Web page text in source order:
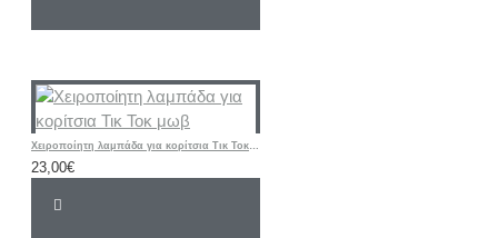
Χειροποίητη λαμπάδα για κορίτσια Τικ Τοκ μωβ
23,00€